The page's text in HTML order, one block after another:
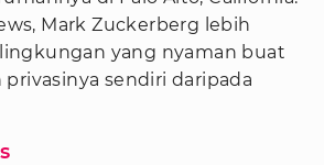
Mark Zuckerberg lebih
yang nyaman buat
privasinya sendiri daripada